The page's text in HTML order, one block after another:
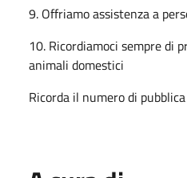
9. Offriamo assistenza a
10. Ricordiamoci sempre di
animali domestici
Ricorda il numero di